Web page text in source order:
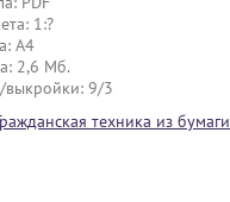
1:?
А4
2,6 Мб.
выкройки: 9/3
техника из бумаги